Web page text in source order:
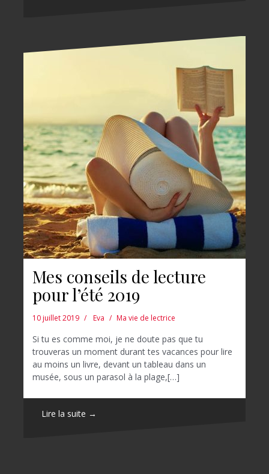
Mes conseils de lecture
pour l’été 2019
10 juillet 2019 Eva Ma vie de lectrice
Si tu es comme moi, je ne doute pas que tu
trouveras un moment durant tes vacances pour lire
au moins un livre, devant un tableau dans un
musée, sous un parasol à la plage,[…]
Lire la suite →